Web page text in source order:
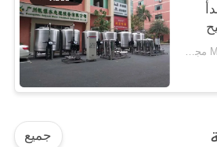
قابل للتفاوض MOQ:> = 1 مجموعات
جميع